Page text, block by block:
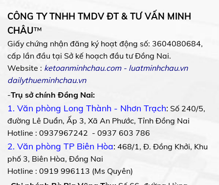
CÔNG TY TNHH TMDV ĐT & TƯ VẤN MINH
CHÂU™
Giấy chứng nhận đăng ký hoạt động số: 3604080684,
cấp lần đầu tại Sở kế hoạch đầu tư Đồng Nai.
Website : ketoanminhchau.com- luatminhchau.vn
dailythueminhchau.vn
-Trụ sở chính Đồng Nai:
1. Văn phòng Long Thành - Nhơn Trạch: Số 240/5,
đường Lê Duẩn, Ấp 3, Xã An Phước, Tỉnh Đồng Nai
Hotline : 0937967242 - 0937 603 786
2. Văn phòng TP Biên Hòa: 468/1, Đ. Đồng Khởi, Khu
phố 3, Biên Hòa, Đồng Nai
Hotline : 0919 996113 (Ms Quyên)